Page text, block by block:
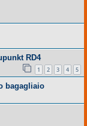
RD4
1 2 3 4 5
bagagliaio